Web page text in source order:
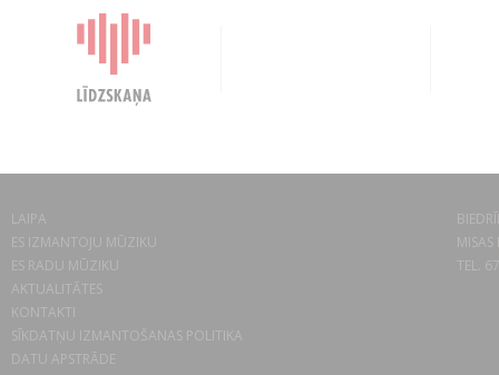
LAIPA
ES IZMANTOJU MŪZIKU
ES RADU MŪZIKU
AKTUALITĀTES
KONTAKTI
SĪKDATŅU IZMANTOŠANAS POLITIKA
DATU APSTRĀDE
TEL.